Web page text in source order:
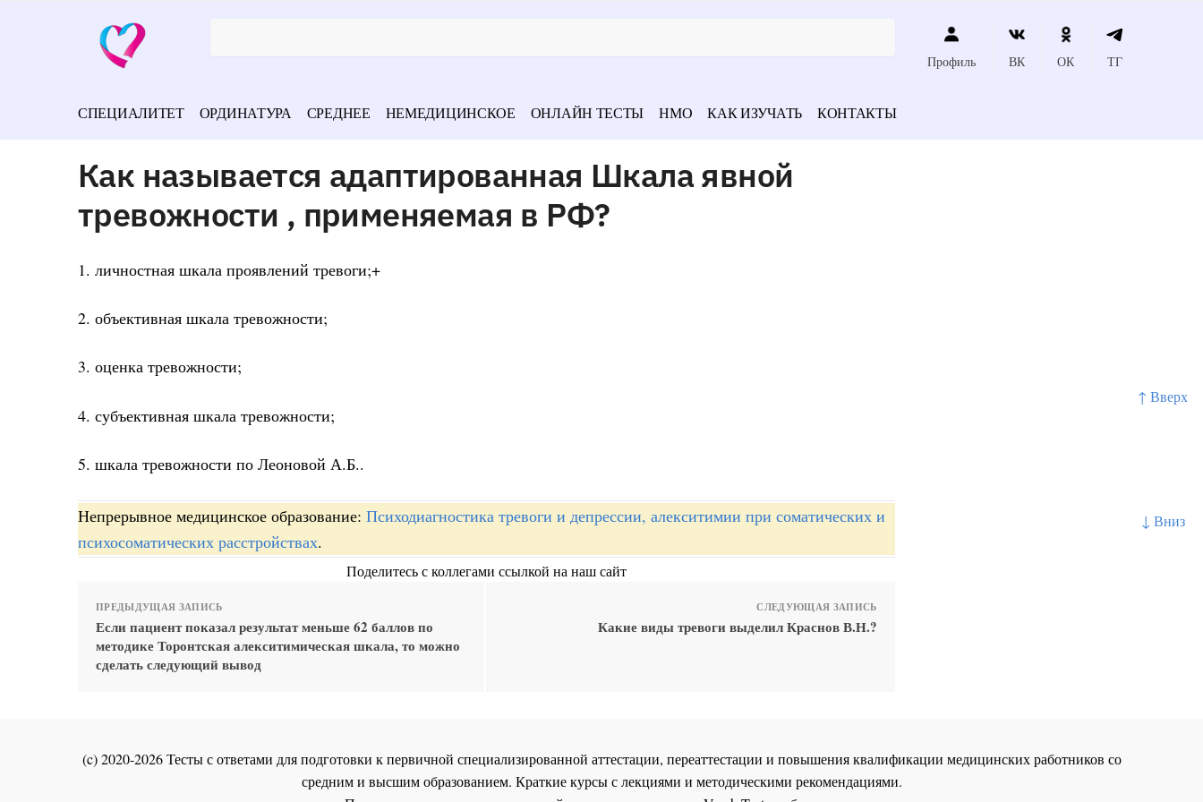
↑ Вверх
↓ Вниз
Профиль ВК ОК ТГ
СПЕЦИАЛИТЕТ ОРДИНАТУРА СРЕДНЕЕ НЕМЕДИЦИНСКОЕ ОНЛАЙН ТЕСТЫ НМО КАК ИЗУЧАТЬ КОНТАКТЫ
Как называется адаптированная Шкала явной
тревожности , применяемая в РФ?
1. личностная шкала проявлений тревоги;+
2. объективная шкала тревожности;
3. оценка тревожности;
4. субъективная шкала тревожности;
5. шкала тревожности по Леоновой А.Б..
Непрерывное медицинское образование: Психодиагностика тревоги и депрессии, алекситимии при соматических и
психосоматических расстройствах.
Поделитесь с коллегами ссылкой на наш сайт
ПРЕДЫДУЩАЯ ЗАПИСЬ
Если пациент показал результат меньше 62 баллов по
методике Торонтская алекситимическая шкала, то можно
сделать следующий вывод
СЛЕДУЮЩАЯ ЗАПИСЬ
Какие виды тревоги выделил Краснов В.Н.?
(c) 2020-2026 Тесты с ответами для подготовки к первичной специализированной аттестации, переаттестации и повышения квалификации медицинских работников со
средним и высшим образованием. Краткие курсы с лекциями и методическими рекомендациями.